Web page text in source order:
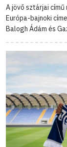
A jövő sztárjai című
Európa-bajnoki
Balogh Ádám és